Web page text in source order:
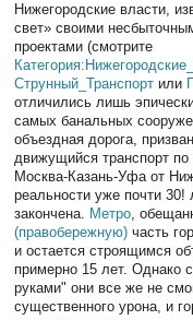
Нижегородские власти,
свет» своими
проектами (смотрите
Струнный_Транспорт или
отличились лишь
самых банальных
объездная дорога,
движущийся транспорт по
Москва-Казань-Уфа от
реальности уже почти 30!
закончена. Метро,
(правобережную) часть
и остается строящимся
примерно 15 лет. Однако
руками" они все же не
существенного урона, и